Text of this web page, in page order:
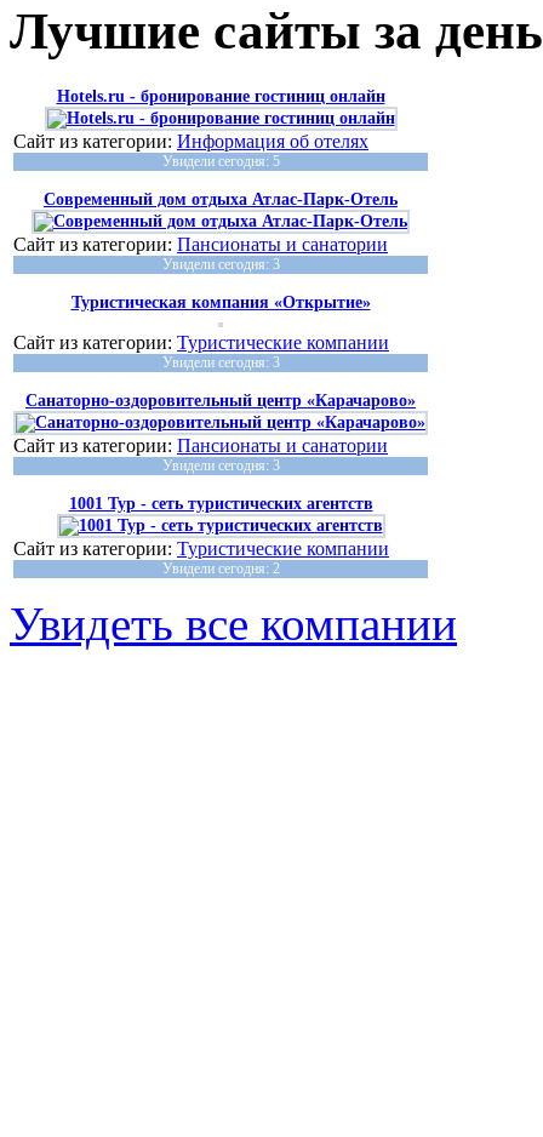
Лучшие сайты за день
Hotels.ru - бронирование гостиниц онлайн
Сайт из категории: Информация об отелях
Увидели сегодня: 5
Современный дом отдыха Атлас-Парк-Отель
Сайт из категории: Пансионаты и санатории
Увидели сегодня: 3
Туристическая компания «Открытие»
Сайт из категории: Туристические компании
Увидели сегодня: 3
Санаторно-оздоровительный центр «Карачарово»
Сайт из категории: Пансионаты и санатории
Увидели сегодня: 3
1001 Тур - сеть туристических агентств
Сайт из категории: Туристические компании
Увидели сегодня: 2
Увидеть все компании